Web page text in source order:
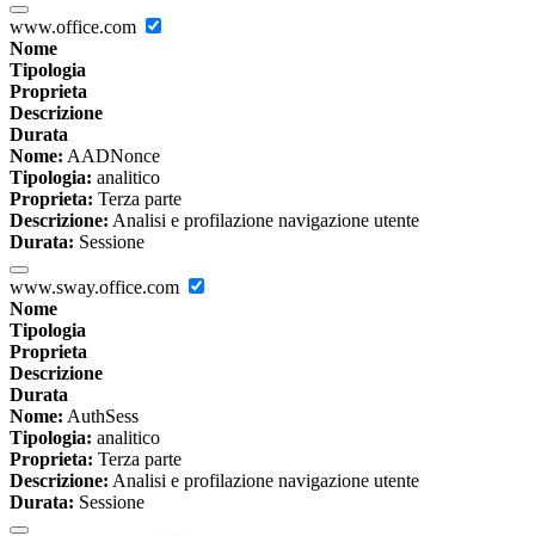
www.office.com
Nome
Tipologia
Proprieta
Descrizione
Durata
Nome: AADNonce
Tipologia: analitico
Proprieta: Terza parte
Descrizione: Analisi e profilazione navigazione utente
Durata: Sessione
www.sway.office.com
Nome
Tipologia
Proprieta
Descrizione
Durata
Nome: AuthSess
Tipologia: analitico
Proprieta: Terza parte
Descrizione: Analisi e profilazione navigazione utente
Durata: Sessione